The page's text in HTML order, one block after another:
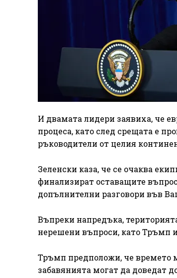
И двамата лидери заявиха, че
процеса, като след срещата е
ръководители от целия
Зеленски каза, че се очаква
финализират оставащите
допълнителни разговори във
Въпреки напредъка,
нерешени въпроси, като Тръмп
Тръмп предположи, че времето
забавянията могат да доведат